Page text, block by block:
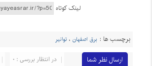
لینک کوتاه
برچسب ها : برق اصفهان ،توانیر
ارسال نظر شما
در انتظار بررسی : 0